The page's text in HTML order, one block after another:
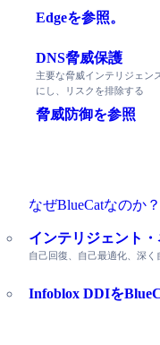
Edgeを参照。
DNS脅威保護
主要な脅威インテリジェン
にし、リスクを排除する
脅威防御を参照
なぜBlueCatなのか？
インテリジェント
自己回復、自己最適化、深
Infoblox DDIを